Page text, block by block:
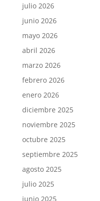
julio 2026
junio 2026
mayo 2026
abril 2026
marzo 2026
febrero 2026
enero 2026
diciembre 2025
noviembre 2025
octubre 2025
septiembre 2025
agosto 2025
julio 2025
junio 2025